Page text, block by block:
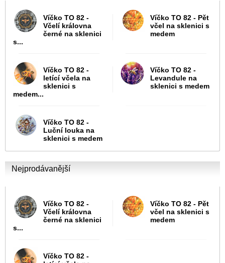
Víčko TO 82 -
Včelí královna
černé na sklenici
s...
Víčko TO 82 - Pět
včel na sklenici s
medem
Víčko TO 82 -
letící včela na
sklenici s
medem...
Víčko TO 82 -
Levandule na
sklenici s medem
Víčko TO 82 -
Luční louka na
sklenici s medem
Nejprodávanější
Víčko TO 82 -
Včelí královna
černé na sklenici
s...
Víčko TO 82 - Pět
včel na sklenici s
medem
Víčko TO 82 -